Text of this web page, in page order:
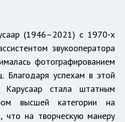
(1946–2021) с 1970-х
звукооператора
фотографированием
Благодаря успехам в этой
стала штатным
высшей категории на
что на творческую манеру